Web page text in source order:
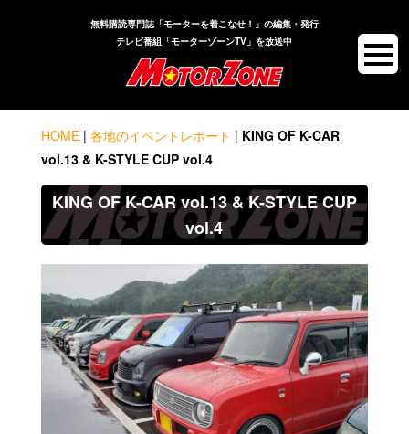
無料購読専門誌「モーターを着こなせ！」の編集・発行
テレビ番組「モーターゾーンTV」を放送中
HOME| 各地のイベントレポート | KING OF K-CAR
vol.13 & K-STYLE CUP vol.4
KING OF K-CAR vol.13 & K-STYLE CUP
vol.4